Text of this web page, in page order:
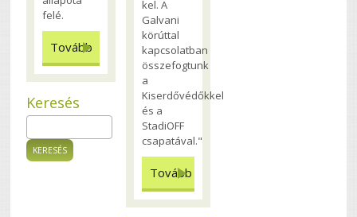
felé.
Tovább
Keresés
Keresés űrlap
kel. A
Galvani
körúttal
kapcsolatban
összefogtunk
a
Kiserdővédőkkel
és a
StadiOFF
csapatával."
Tovább